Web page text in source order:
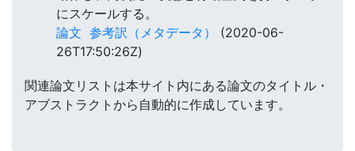
にスケールする。
論文 参考訳（メタデータ）
(2020-06-
26T17:50:26Z)
関連論文リストは本サイト内にある論文のタイトル・
アブストラクトから自動的に作成しています。